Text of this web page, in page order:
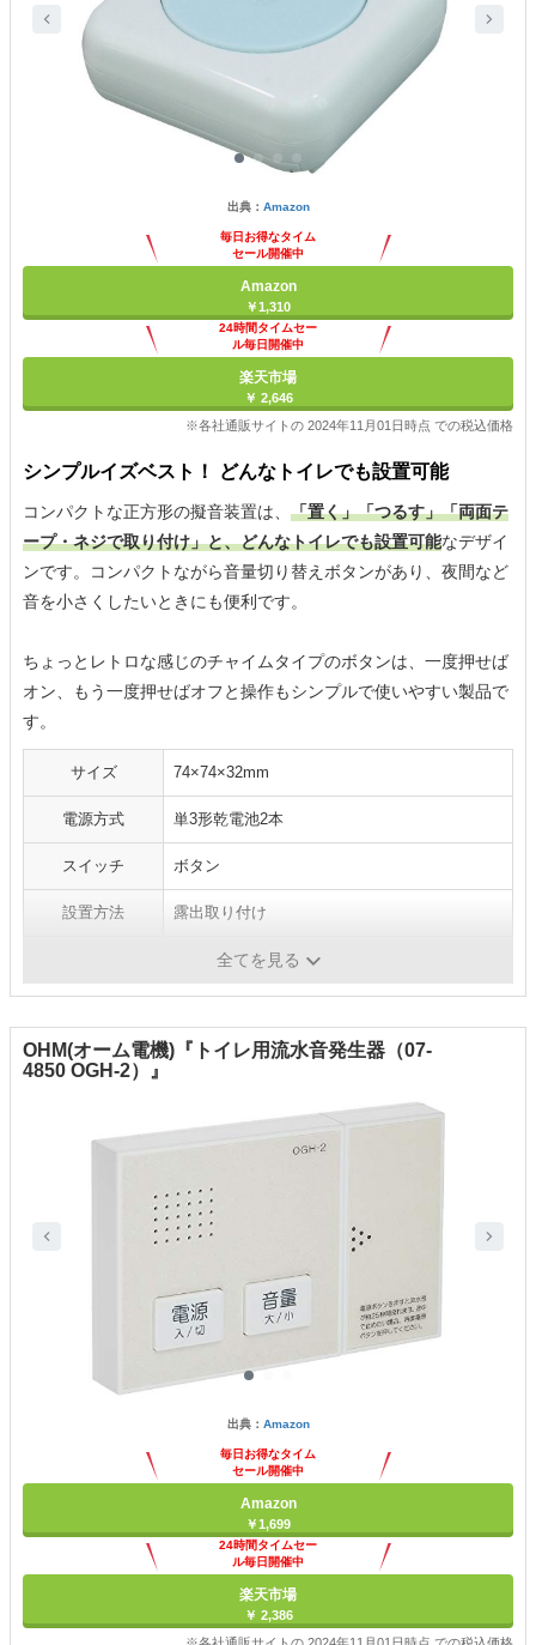
出典： Amazon
毎日お得なタイム
セール開催中
Amazon
￥1,310
24時間タイムセー
ル毎日開催中
楽天市場
￥ 2,646
※各社通販サイトの 2024年11月01日時点 での税込価格
シンプルイズベスト！ どんなトイレでも設置可能
コンパクトな正方形の擬音装置は、 「置く」「つるす」「両面テ
ープ・ネジで取り付け」と、どんなトイレでも設置可能なデザイ
ンです。コンパクトながら音量切り替えボタンがあり、夜間など
音を小さくしたいときにも便利です。
ちょっとレトロな感じのチャイムタイプのボタンは、一度押せば
オン、もう一度押せばオフと操作もシンプルで使いやすい製品で
す。
サイズ 74×74×32mm
電源方式 単3形乾電池2本
スイッチ ボタン
設置方法 露出取り付け
トイレの水を流す音
全てを見る
OHM(オーム電機)『トイレ用流水音発生器（07-
4850 OGH-2）』
出典： Amazon
毎日お得なタイム
セール開催中
Amazon
￥1,699
24時間タイムセー
ル毎日開催中
楽天市場
￥ 2,386